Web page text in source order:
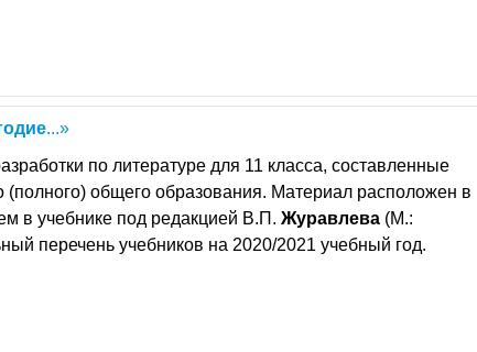
...»
по литературе для 11 класса, составленные
общего образования. Материал расположен в
в учебнике под редакцией В.П. Журавлева (М.:
перечень учебников на 2020/2021 учебный год.